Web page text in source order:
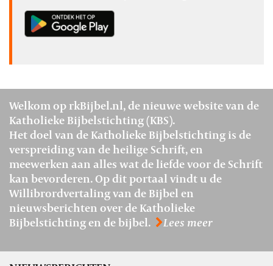
Welkom op rkBijbel.nl, de nieuwe website van de
Katholieke Bijbelstichting (KBS).
Het doel van de Katholieke Bijbelstichting is de
verspreiding van de heilige Schrift, en
meewerken aan alles wat de liefde voor de Schrift
kan bevorderen. Op dit portaal vindt u de
Willibrordvertaling van de Bijbel en
nieuwsberichten over de Katholieke
Bijbelstichting en de bijbel.
Lees meer